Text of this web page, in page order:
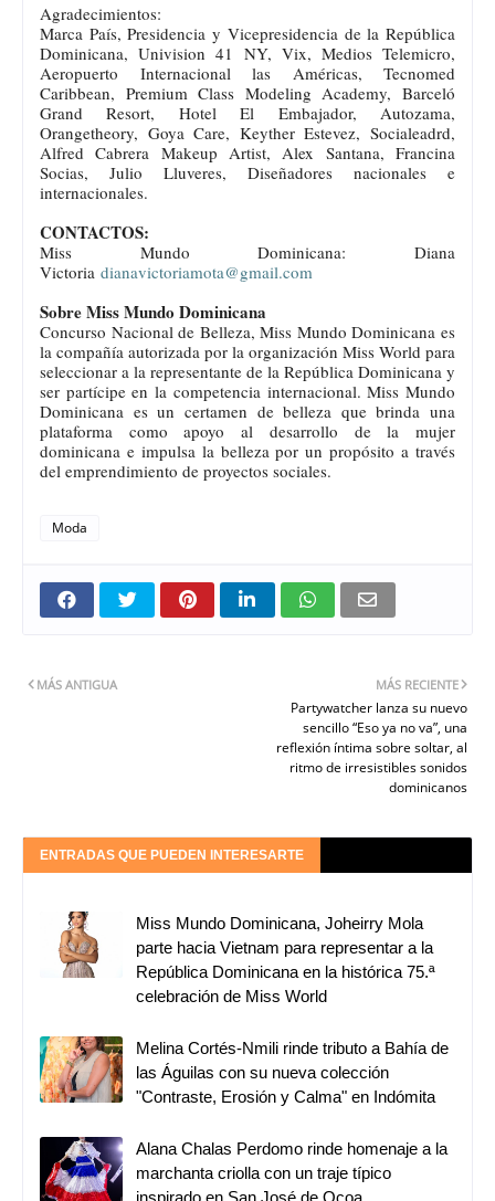
Agradecimientos:
Marca País, Presidencia y Vicepresidencia de la República
Dominicana, Univision 41 NY, Vix, Medios Telemicro,
Aeropuerto Internacional las Américas, Tecnomed
Caribbean, Premium Class Modeling Academy, Barceló
Grand Resort, Hotel El Embajador, Autozama,
Orangetheory, Goya Care, Keyther Estevez, Socialeadrd,
Alfred Cabrera Makeup Artist, Alex Santana, Francina
Socias, Julio Lluveres, Diseñadores nacionales e
internacionales.
CONTACTOS:
Miss Mundo Dominicana: Diana
Victoria dianavictoriamota@gmail.com
Sobre Miss Mundo Dominicana
Concurso Nacional de Belleza, Miss Mundo Dominicana es
la compañía autorizada por la organización Miss World para
seleccionar a la representante de la República Dominicana y
ser partícipe en la competencia internacional. Miss Mundo
Dominicana es un certamen de belleza que brinda una
plataforma como apoyo al desarrollo de la mujer
dominicana e impulsa la belleza por un propósito a través
del emprendimiento de proyectos sociales.
Moda
MÁS RECIENTE
Partywatcher lanza su nuevo
sencillo “Eso ya no va”, una
reflexión íntima sobre soltar, al
ritmo de irresistibles sonidos
dominicanos
MÁS ANTIGUA
ENTRADAS QUE PUEDEN INTERESARTE
Miss Mundo Dominicana, Joheirry Mola
parte hacia Vietnam para representar a la
República Dominicana en la histórica 75.ª
celebración de Miss World
Melina Cortés-Nmili rinde tributo a Bahía de
las Águilas con su nueva colección
"Contraste, Erosión y Calma" en Indómita
Alana Chalas Perdomo rinde homenaje a la
marchanta criolla con un traje típico
inspirado en San José de Ocoa